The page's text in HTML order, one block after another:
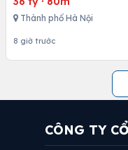
Thành phố Hà Nội
8 giờ trước
CÔNG TY